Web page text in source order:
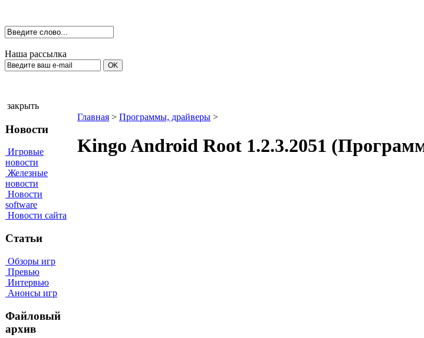
Наша рассылка
закрыть
Новости
Игровые
новости
Железные
новости
Новости
software
Новости сайта
Статьи
Обзоры игр
Превью
Интервью
Анонсы игр
Файловый
архив
Главная > Программы, драйверы >
Kingo Android Root 1.2.3.2051